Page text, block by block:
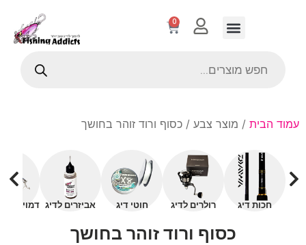
0
עמוד הבית / מוצר צבע / כסוף ורוד זוהר בחושך
חכות דיג רולרים לדיג חוטי דיג אביזרים לדיג דמויים
כסוף ורוד זוהר בחושך